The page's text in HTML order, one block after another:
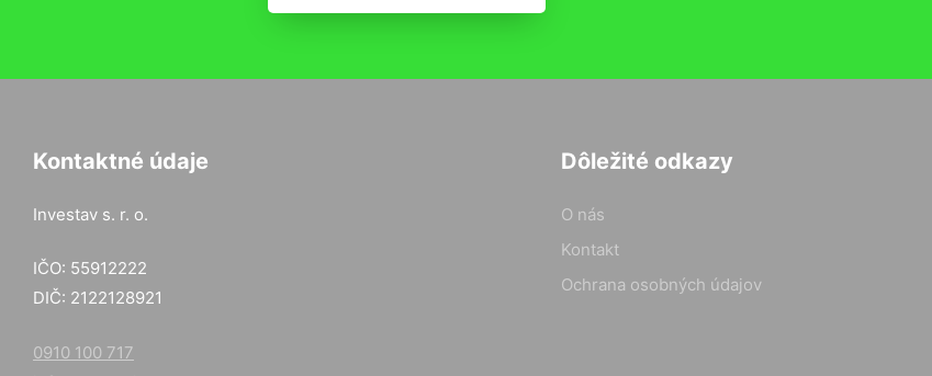
Kontaktné údaje
Investav s. r. o.
IČO: 55912222
DIČ: 2122128921
0910 100 717
Dôležité odkazy
O nás
Kontakt
Ochrana osobných údajov